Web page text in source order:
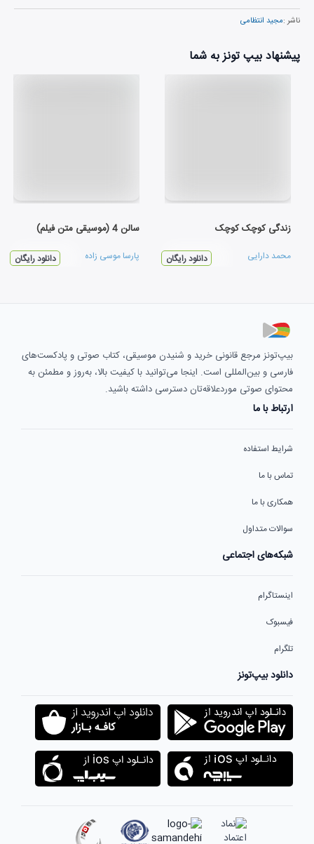
ناشر :مجید انتظامی
پیشنهاد بیپ تونز به شما
زندگی کوچک کوچک
محمد دارایی دانلود رایگان
سالن 4 (موسیقی متن فیلم)
پارسا موسی زاده دانلود رایگان
بیپ‌تونز مرجع قانونی خرید و شنیدن موسیقی، کتاب صوتی و پادکست‌های
فارسی و بین‌المللی است. اینجا می‌توانید با کیفیت بالا، به‌روز و مطمئن به
محتوای صوتی موردعلاقه‌تان دسترسی داشته باشید.
ارتباط با ما
شرایط استفاده
تماس با ما
همکاری با ما
سوالات متداول
شبکه‌های اجتماعی
اینستاگرام
فیسبوک
تلگرام
دانلود بیپ‌تونز